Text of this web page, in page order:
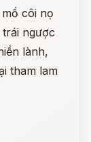
côi nọ
ngược
lành,
tham lam